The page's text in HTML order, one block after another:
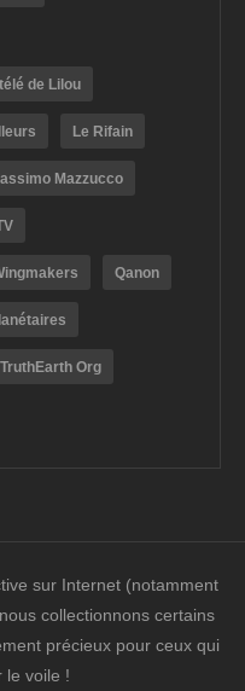
de Lilou
Le Rifain
Mazzucco
Qanon
TruthEarth Org
sur Internet (notamment
collectionnons certains
précieux pour ceux qui
le voile !